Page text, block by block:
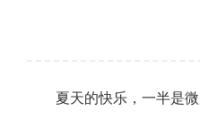
夏天的快乐，一半是